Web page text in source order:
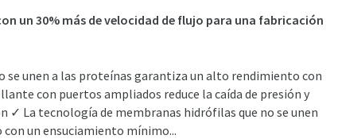
un 30% más de velocidad de flujo para una fabricación
se unen a las proteínas garantiza un alto rendimiento con
con puertos ampliados reduce la caída de presión y
La tecnología de membranas hidrófilas que no se unen
un ensuciamiento mínimo...